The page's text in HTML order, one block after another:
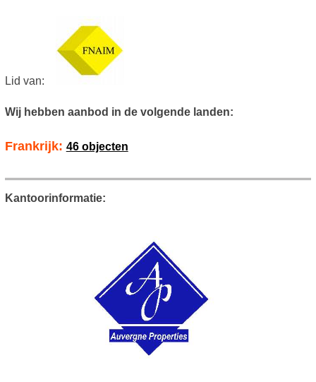
Lid van:
Wij hebben aanbod in de volgende landen:
Frankrijk: 46 objecten
Kantoorinformatie: